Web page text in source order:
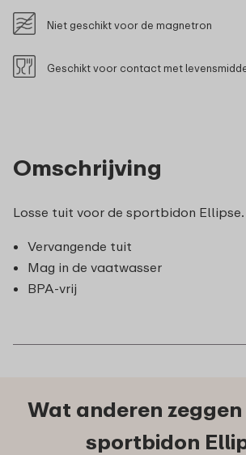
Omschrijving
Losse tuit voor de sportbidon Ellipse.
Vervangende tuit
Mag in de vaatwasser
BPA-vrij
Niet geschikt voor de magnetron
Geschikt voor contact met
Wat anderen zeggen
sportbidon